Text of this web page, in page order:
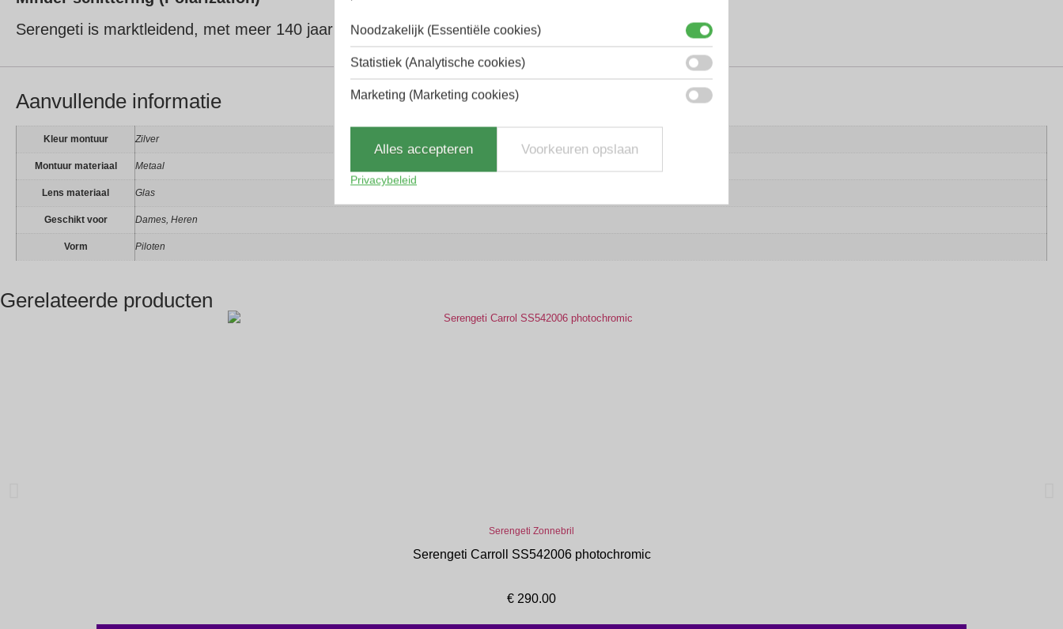
Serengeti is marktleidend, met meer 140 jaar aan ervaring.
Aanvullende informatie
Kleur montuur Zilver
Montuur materiaal Metaal
Lens materiaal Glas
Geschikt voor Dames, Heren
Vorm Piloten
Gerelateerde producten
Serengeti Zonnebril
Serengeti Carroll SS542006 photochromic
€ 290.00
Noodzakelijk (Essentiële cookies)
Statistiek (Analytische cookies)
Marketing (Marketing cookies)
Alles accepteren Voorkeuren opslaan
Privacybeleid